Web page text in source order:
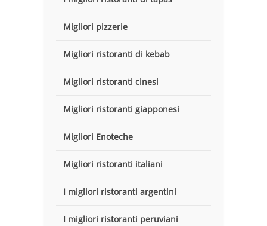
Migliori pizzerie
Migliori ristoranti di kebab
Migliori ristoranti cinesi
Migliori ristoranti giapponesi
Migliori Enoteche
Migliori ristoranti italiani
I migliori ristoranti argentini
I migliori ristoranti peruviani